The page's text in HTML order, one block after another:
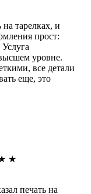
тарелках, и
прост:
уровне.
все детали
еще, это
★
печать на